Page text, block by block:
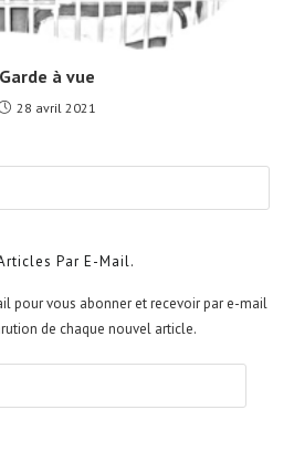
Garde à vue
28 avril 2021
Par E-Mail.
pour vous abonner et recevoir par e-mail
de chaque nouvel article.